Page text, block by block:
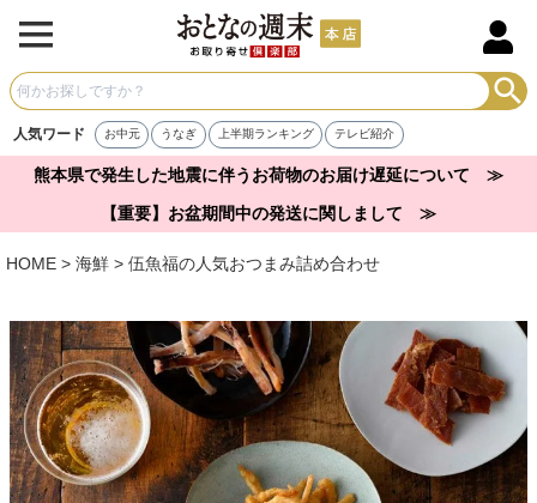
人気ワード お中元 うなぎ 上半期ランキング テレビ紹介
熊本県で発生した地震に伴うお荷物のお届け遅延について ≫
【重要】お盆期間中の発送に関しまして ≫
HOME 海鮮 伍魚福の人気おつまみ詰め合わせ